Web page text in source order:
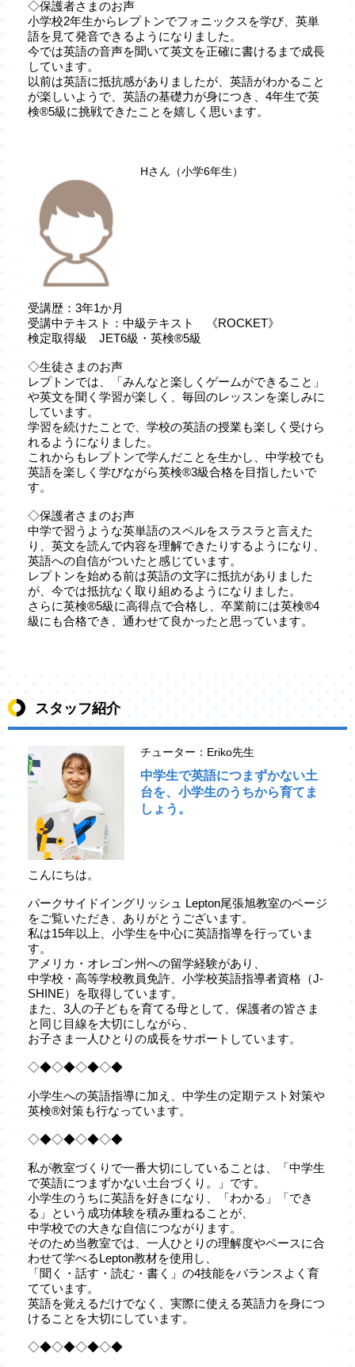
◇保護者さまのお声
小学校2年生からレプトンでフォニックスを学び、英単
語を見て発音できるようになりました。
今では英語の音声を聞いて英文を正確に書けるまで成長
しています。
以前は英語に抵抗感がありましたが、英語がわかること
が楽しいようで、英語の基礎力が身につき、4年生で英
検®5級に挑戦できたことを嬉しく思います。
Hさん（小学6年生）
受講歴：3年1か月
受講中テキスト：中級テキスト 《ROCKET》
検定取得級 JET6級・英検®5級
◇生徒さまのお声
レプトンでは、「みんなと楽しくゲームができること」
や英文を聞く学習が楽しく、毎回のレッスンを楽しみに
しています。
学習を続けたことで、学校の英語の授業も楽しく受けら
れるようになりました。
これからもレプトンで学んだことを生かし、中学校でも
英語を楽しく学びながら英検®3級合格を目指したいで
す。
◇保護者さまのお声
中学で習うような英単語のスペルをスラスラと言えた
り、英文を読んで内容を理解できたりするようになり、
英語への自信がついたと感じています。
レプトンを始める前は英語の文字に抵抗がありました
が、今では抵抗なく取り組めるようになりました。
さらに英検®5級に高得点で合格し、卒業前には英検®4
級にも合格でき、通わせて良かったと思っています。
スタッフ紹介
チューター：Eriko先生
中学生で英語につまずかない土
台を、小学生のうちから育てま
しょう。
こんにちは。
パークサイドイングリッシュ Lepton尾張旭教室のページ
をご覧いただき、ありがとうございます。
私は15年以上、小学生を中心に英語指導を行っていま
す。
アメリカ・オレゴン州への留学経験があり、
中学校・高等学校教員免許、小学校英語指導者資格（J-
SHINE）を取得しています。
また、3人の子どもを育てる母として、保護者の皆さま
と同じ目線を大切にしながら、
お子さま一人ひとりの成長をサポートしています。
◇◆◇◆◇◆◇◆
小学生への英語指導に加え、中学生の定期テスト対策や
英検®対策も行なっています。
◇◆◇◆◇◆◇◆
私が教室づくりで一番大切にしていることは、「中学生
で英語につまずかない土台づくり。」です。
小学生のうちに英語を好きになり、「わかる」「でき
る」という成功体験を積み重ねることが、
中学校での大きな自信につながります。
そのため当教室では、一人ひとりの理解度やペースに合
わせて学べるLepton教材を使用し、
「聞く・話す・読む・書く」の4技能をバランスよく育
てています。
英語を覚えるだけでなく、実際に使える英語力を身につ
けることを大切にしています。
◇◆◇◆◇◆◇◆